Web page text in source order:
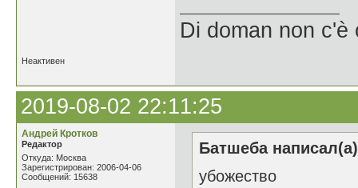
Di doman non c'è
Неактивен
2019-08-02 22:11:25
Андрей Кротков
Редактор
Откуда: Москва
Зарегистрирован: 2006-04-06
Сообщений: 15638
Батшеба
убожество